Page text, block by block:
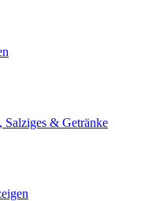
Salziges & Getränke